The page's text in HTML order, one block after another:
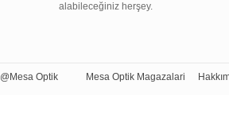
alabileceğiniz herşey.
@Mesa Optik Mesa Optik Magazalari